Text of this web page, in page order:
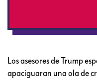
Los asesores de Trump
apaciguaran una ola de